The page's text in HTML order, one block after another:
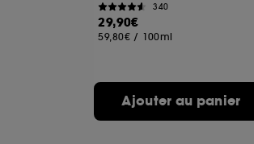
340
29,90€
59,80€ / 100ml
Ajouter au panier